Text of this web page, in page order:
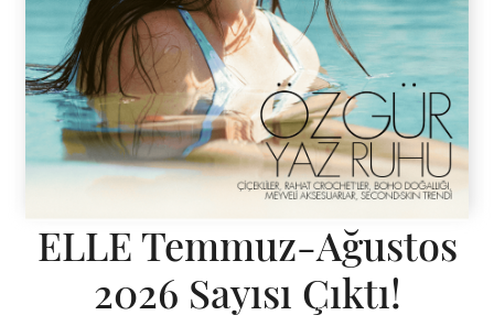
ELLE Temmuz-Ağustos
2026 Sayısı Çıktı!